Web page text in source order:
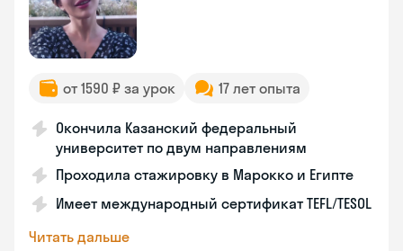
от 1590 ₽ за урок 17 лет опыта
Окончила Казанский федеральный
университет по двум направлениям
Проходила стажировку в Марокко и Египте
Имеет международный сертификат TEFL/TESOL
Читать дальше